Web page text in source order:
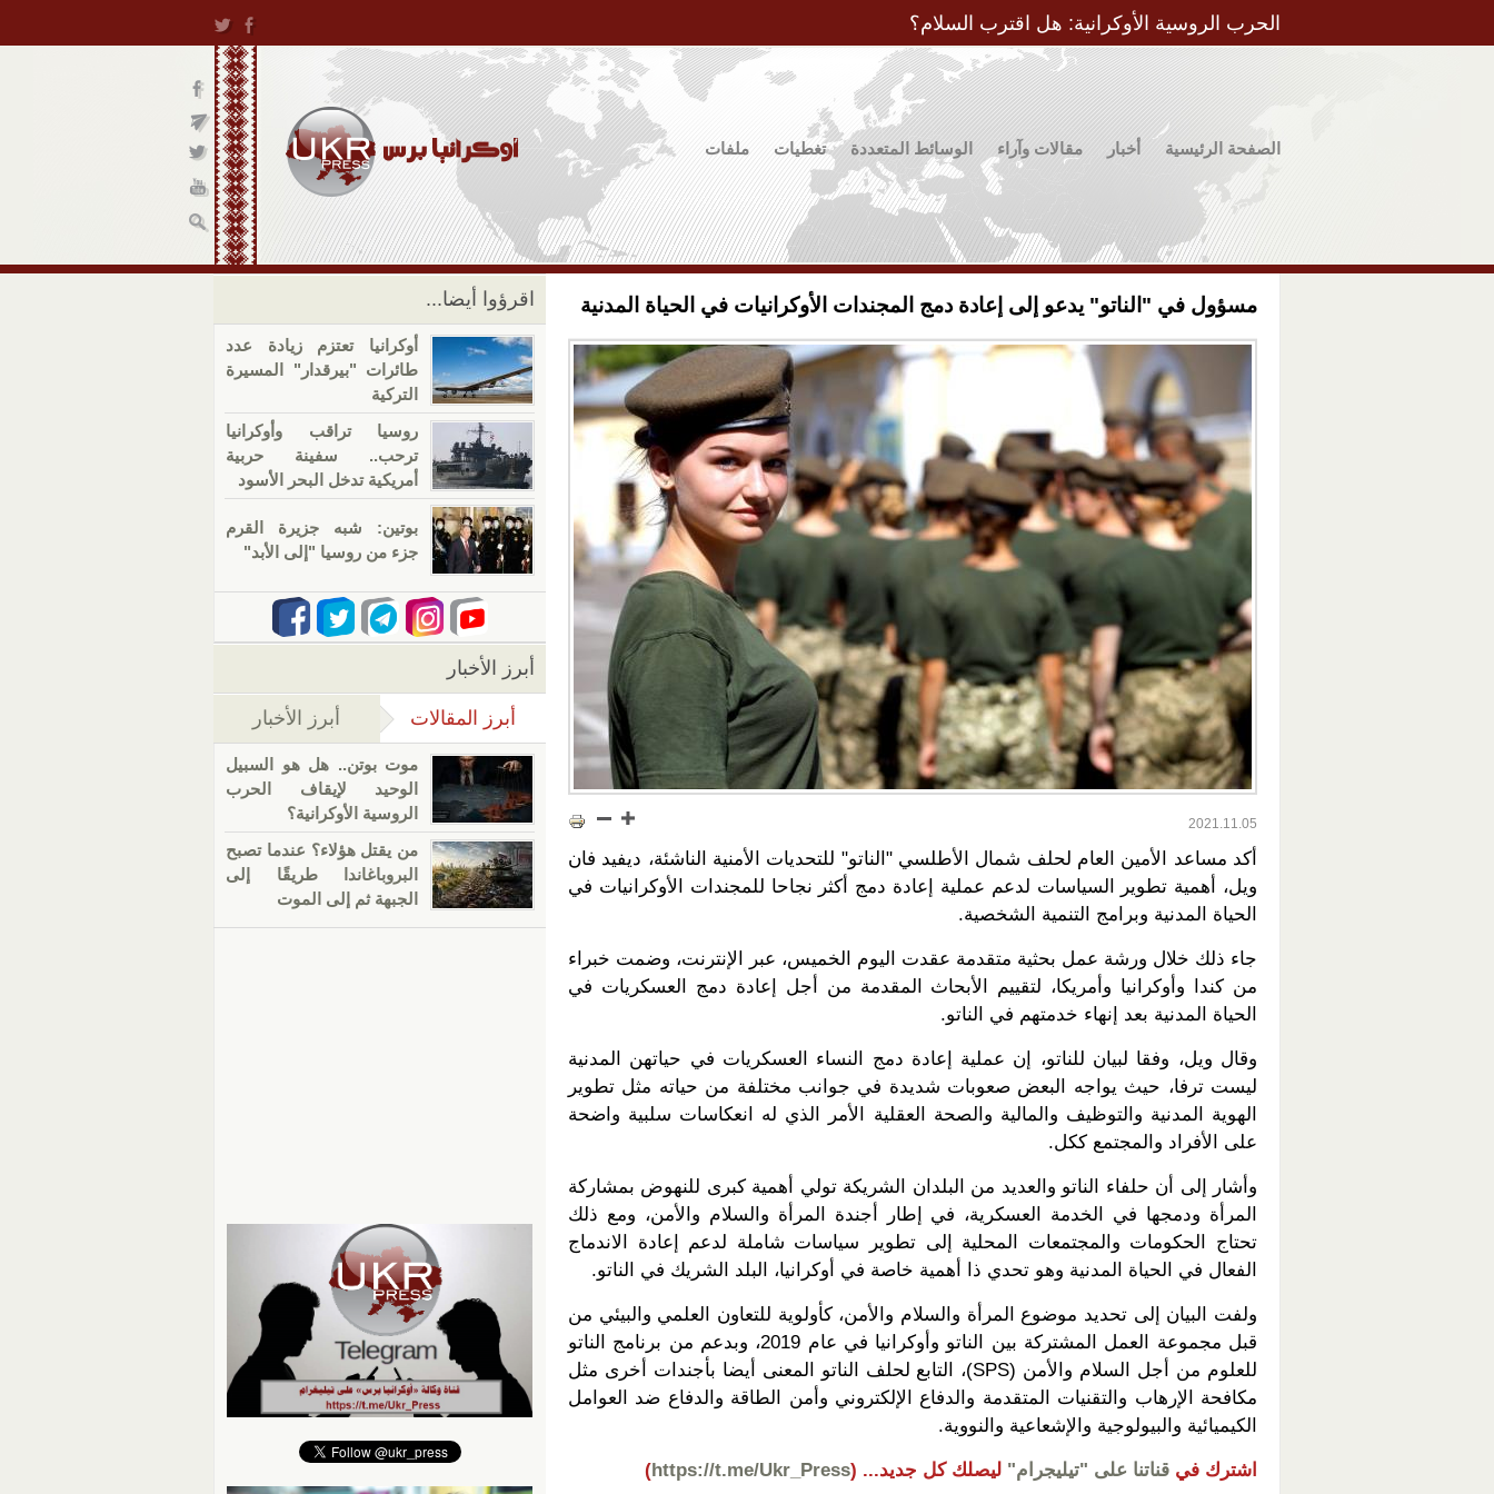
الحرب الروسية الأوكرانية: هل اقترب السلام؟
الصفحة الرئيسية أخبار مقالات وآراء الوسائط المتعددة تغطيات ملفات
مسؤول في "الناتو" يدعو إلى إعادة دمج المجندات الأوكرانيات في الحياة المدنية
2021.11.05
أكد مساعد الأمين العام لحلف شمال الأطلسي "الناتو" للتحديات الأمنية الناشئة، ديفيد فان
ويل، أهمية تطوير السياسات لدعم عملية إعادة دمج أكثر نجاحا للمجندات الأوكرانيات في
الحياة المدنية وبرامج التنمية الشخصية.
جاء ذلك خلال ورشة عمل بحثية متقدمة عقدت اليوم الخميس، عبر الإنترنت، وضمت خبراء
من كندا وأوكرانيا وأمريكا، لتقييم الأبحاث المقدمة من أجل إعادة دمج العسكريات في
الحياة المدنية بعد إنهاء خدمتهم في الناتو.
وقال ويل، وفقا لبيان للناتو، إن عملية إعادة دمج النساء العسكريات في حياتهن المدنية
ليست ترفا، حيث يواجه البعض صعوبات شديدة في جوانب مختلفة من حياته مثل تطوير
الهوية المدنية والتوظيف والمالية والصحة العقلية الأمر الذي له انعكاسات سلبية واضحة
على الأفراد والمجتمع ككل.
وأشار إلى أن حلفاء الناتو والعديد من البلدان الشريكة تولي أهمية كبرى للنهوض بمشاركة
المرأة ودمجها في الخدمة العسكرية، في إطار أجندة المرأة والسلام والأمن، ومع ذلك
تحتاج الحكومات والمجتمعات المحلية إلى تطوير سياسات شاملة لدعم إعادة الاندماج
الفعال في الحياة المدنية وهو تحدي ذا أهمية خاصة في أوكرانيا، البلد الشريك في الناتو.
ولفت البيان إلى تحديد موضوع المرأة والسلام والأمن، كأولوية للتعاون العلمي والبيئي من
قبل مجموعة العمل المشتركة بين الناتو وأوكرانيا في عام 2019، وبدعم من برنامج الناتو
للعلوم من أجل السلام والأمن (SPS)، التابع لحلف الناتو المعنى أيضا بأجندات أخرى مثل
مكافحة الإرهاب والتقنيات المتقدمة والدفاع الإلكتروني وأمن الطاقة والدفاع ضد العوامل
الكيميائية والبيولوجية والإشعاعية والنووية.
اشترك في قناتنا على "تيليجرام" ليصلك كل جديد... (
https://t.me/Ukr_Press
)
اقرؤوا أيضا...
أوكرانيا تعتزم زيادة عدد
طائرات "بيرقدار" المسيرة
التركية
روسيا تراقب وأوكرانيا
ترحب.. سفينة حربية
أمريكية تدخل البحر الأسود
بوتين: شبه جزيرة القرم
جزء من روسيا "إلى الأبد"
أبرز الأخبار
أبرز المقالات (علامة التبويب النشطة)
أبرز الأخبار
موت بوتن.. هل هو السبيل
الوحيد لإيقاف الحرب
الروسية الأوكرانية؟
من يقتل هؤلاء؟ عندما تصبح
البروباغاندا طريقًا إلى
الجبهة ثم إلى الموت